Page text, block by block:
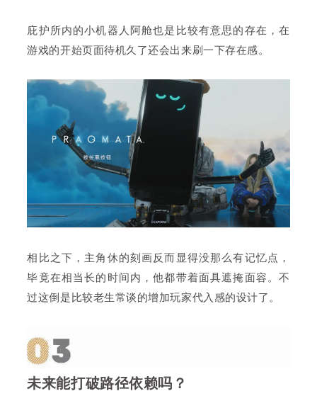
庇护所内的小机器人阿舱也是比较有意思的存在，在
游戏的开始页面待机久了还会出来刷一下存在感。
相比之下，主角休的刻画反而显得没那么有记忆点，
毕竟在相当长的时间内，他都带着面具遮掩面容。不
过这倒是比较老生常谈的增加玩家代入感的设计了。
未来能打破路径依赖吗？